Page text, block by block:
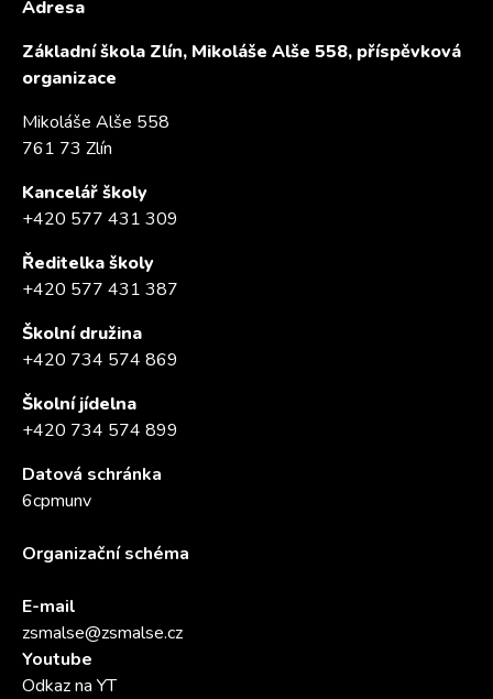
Adresa
Základní škola Zlín, Mikoláše Alše 558, příspěvková
organizace
Mikoláše Alše 558
761 73 Zlín
Kancelář školy
+420 577 431 309
Ředitelka školy
+420 577 431 387
Školní družina
+420 734 574 869
Školní jídelna
+420 734 574 899
Datová schránka
6cpmunv
Organizační schéma
E-mail
zsmalse@zsmalse.cz
Youtube
Odkaz na YT